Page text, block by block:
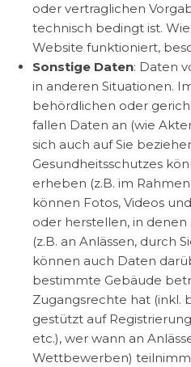
oder vertraglichen
technisch bedingt ist.
Website funktioniert,
Sonstige Daten: Daten
in anderen Situationen.
behördlichen oder
fallen Daten an (wie
sich auch auf Sie
Gesundheitsschutzes
erheben (z.B. im
können Fotos, Videos
oder herstellen, in
(z.B. an Anlässen, durch
können auch Daten
bestimmte Gebäude
Zugangsrechte hat (inkl.
gestützt auf
etc.), wer wann an
Wettbewerben)